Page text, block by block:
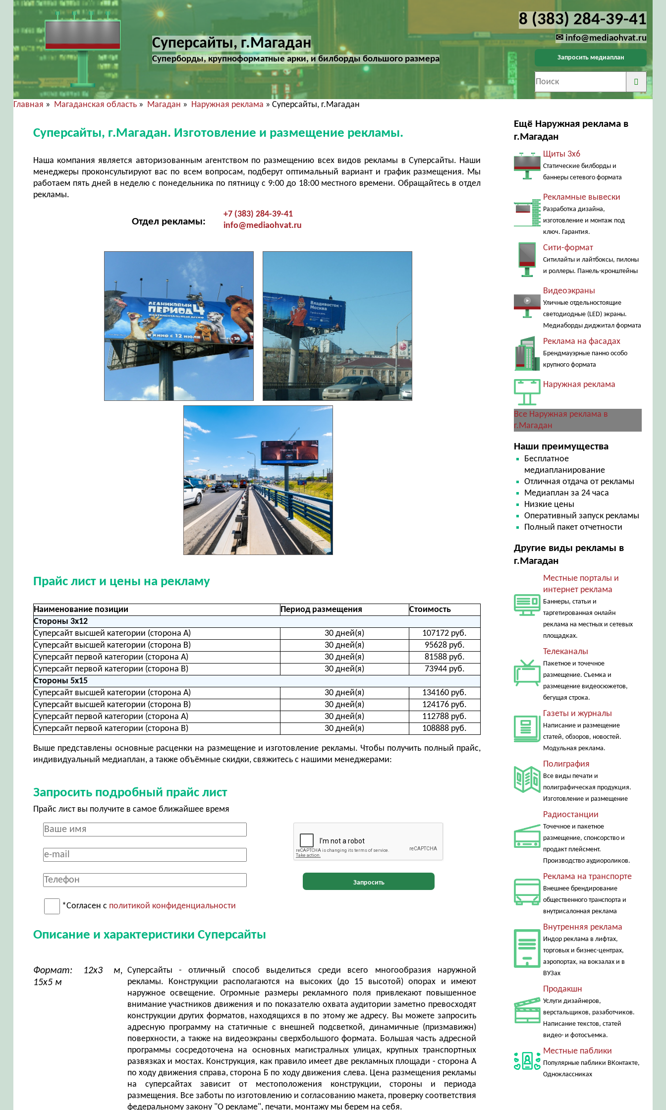
Суперсайты, г.Магадан
Суперборды, крупноформатные арки, и билборды большого размера
8 (383) 284-39-41
✉ info@mediaohvat.ru
Запросить медиаплан
Главная » Магаданская область» Магадан » Наружная реклама » Суперсайты, г.Магадан
Суперсайты, г.Магадан. Изготовление и размещение рекламы.
Наша компания является авторизованным агентством по размещению всех видов рекламы в Суперсайты. Наши
менеджеры проконсультируют вас по всем вопросам, подберут оптимальный вариант и график размещения. Мы
работаем пять дней в неделю с понедельника по пятницу с 9:00 до 18:00 местного времени. Обращайтесь в отдел
рекламы.
Отдел рекламы:
+7 (383) 284-39-41
info@mediaohvat.ru
Прайс лист и цены на рекламу
Наименование позиции Период размещения
Стоимость
Стороны 3х12
Суперсайт высшей категории (сторона А)
30 дней(я)
107172 руб.
Суперсайт высшей категории (сторона В)
30 дней(я)
95628 руб.
Суперсайт первой категории (сторона А)
30 дней(я)
81588 руб.
Суперсайт первой категории (сторона В)
30 дней(я)
73944 руб.
Стороны 5х15
Суперсайт высшей категории (сторона А)
30 дней(я)
134160 руб.
Суперсайт высшей категории (сторона В)
30 дней(я)
124176 руб.
Суперсайт первой категории (сторона А)
30 дней(я)
112788 руб.
Суперсайт первой категории (сторона В)
30 дней(я) 108888 руб.
Выше представлены основные расценки на размещение и изготовление рекламы. Чтобы получить полный прайс,
индивидуальный медиаплан, а также объёмные скидки, свяжитесь с нашими менеджерами:
Запросить подробный прайс лист
Прайс лист вы получите в самое ближайшее время
*Согласен с политикой конфиденциальности
Запросить
Описание и характеристики Суперсайты
Формат: 12х3 м,
15х5 м
Суперсайты - отличный способ выделиться среди всего многообразия наружной
рекламы. Конструкции располагаются на высоких (до 15 высотой) опорах и имеют
наружное освещение. Огромные размеры рекламного поля привлекают повышенное
внимание участников движения и по показателю охвата аудитории заметно превосходят
конструкции других форматов, находящихся в по этому же адресу. Вы можете запросить
адресную программу на статичные с внешней подсветкой, динамичные (призмавижн)
поверхности, а также на видеоэкраны сверхбольшого формата. Большая часть адресной
программы сосредоточена на основных магистралных улицах, крупных транспортных
развязках и мостах. Конструкция, как правило имеет две рекламных площади - сторона А
по ходу движения справа, сторона Б по ходу движения слева. Цена размещения рекламы
на суперсайтах зависит от местоположения конструкции, стороны и периода
размещения. Все заботы по изготовлению и согласованию макета, проверку соответствия
федеральному закону "О рекламе", печати, монтажу мы берем на себя.
Ещё Наружная реклама в
г.Магадан
Щиты 3х6
Статические билборды и
баннеры сетевого формата
Рекламные вывески
Разработка дизайна,
изготовление и монтаж под
ключ. Гарантия.
Сити-формат
Ситилайты и лайтбоксы, пилоны
и роллеры. Панель-кронштейны
Видеоэкраны
Уличные отдельностоящие
светодиодные (LED) экраны.
Медиаборды диджитал формата
Реклама на фасадах
Брендмауэрные панно особо
крупного формата
Наружная реклама
Все Наружная реклама в
г.Магадан
Наши преимущества
Бесплатное
медиапланирование
Отличная отдача от рекламы
Медиаплан за 24 часа
Низкие цены
Оперативный запуск рекламы
Полный пакет отчетности
Другие виды рекламы в
г.Магадан
Местные порталы и
интернет реклама
Баннеры, статьи и
таргетированная онлайн
реклама на местных и сетевых
площадках.
Телеканалы
Пакетное и точечное
размещение. Съемка и
размещение видеосюжетов,
бегущая строка.
Газеты и журналы
Написание и размещение
статей, обзоров, новостей.
Модульная реклама.
Полиграфия
Все виды печати и
полиграфическая продукция.
Изготовление и размещение
Радиостанции
Точечное и пакетное
размещение, спонсорство и
продакт плейсмент.
Производство аудиороликов.
Реклама на транспорте
Внешнее брендирование
общественного транспорта и
внутрисалонная реклама
Внутренняя реклама
Индор реклама в лифтах,
торговых и бизнес-центрах,
аэропортах, на вокзалах и в
ВУЗах
Продакшн
Услуги дизайнеров,
верстальщиков, разаботчиков.
Написание текстов, статей
видео- и фотосъемка.
Местные паблики
Популярные паблики ВКонтакте,
Одноклассниках